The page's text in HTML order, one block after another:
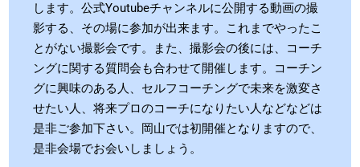
します。公式Youtubeチャンネルに公開する動画の撮
影する、その場に参加が出来ます。これまでやったこ
とがない撮影会です。また、撮影会の後には、コーチ
ングに関する質問会も合わせて開催します。コーチン
グに興味のある人、セルフコーチングで未来を激変さ
せたい人、将来プロのコーチになりたい人などなどは
是非ご参加下さい。岡山では初開催となりますので、
是非会場でお会いしましょう。